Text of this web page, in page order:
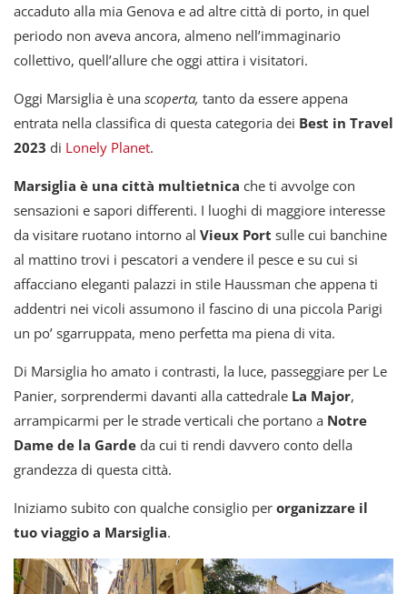
accaduto alla mia Genova e ad altre città di porto, in quel
periodo non aveva ancora, almeno nell’immaginario
collettivo, quell’allure che oggi attira i visitatori.
Oggi Marsiglia è una scoperta, tanto da essere appena
entrata nella classifica di questa categoria dei Best in Travel
2023 di Lonely Planet.
Marsiglia è una città multietnica che ti avvolge con
sensazioni e sapori differenti. I luoghi di maggiore interesse
da visitare ruotano intorno al Vieux Port sulle cui banchine
al mattino trovi i pescatori a vendere il pesce e su cui si
affacciano eleganti palazzi in stile Haussman che appena ti
addentri nei vicoli assumono il fascino di una piccola Parigi
un po’ sgarruppata, meno perfetta ma piena di vita.
Di Marsiglia ho amato i contrasti, la luce, passeggiare per Le
Panier, sorprendermi davanti alla cattedrale La Major,
arrampicarmi per le strade verticali che portano a Notre
Dame de la Garde da cui ti rendi davvero conto della
grandezza di questa città.
Iniziamo subito con qualche consiglio per organizzare il
tuo viaggio a Marsiglia.